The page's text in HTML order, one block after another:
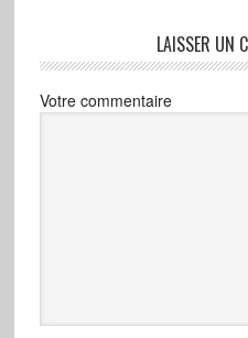
LAISSER UN
Votre commentaire